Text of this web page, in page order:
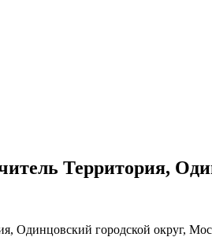
Территория,
Одинцовский городской округ,